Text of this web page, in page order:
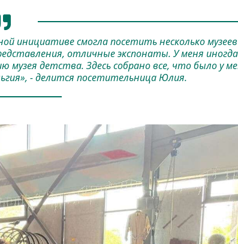
инициативе смогла посетить несколько
отличные экспонаты. У меня иногда
музея детства. Здесь собрано все, что было у
- делится посетительница Юлия.